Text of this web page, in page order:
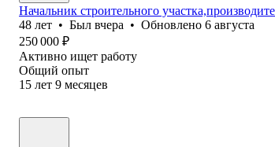
Начальник строительного
48 лет • Был вчера • Обновлено 6 августа
250 000 ₽
Активно ищет работу
Общий опыт
15 лет 9 месяцев